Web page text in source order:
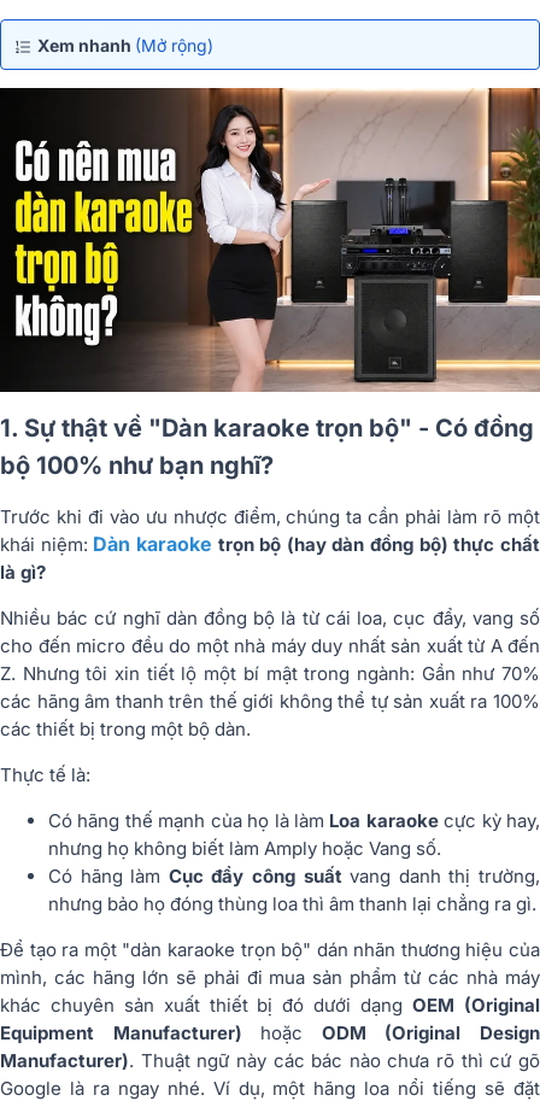
Xem nhanh (Mở rộng)
1. Sự thật về "Dàn karaoke trọn bộ" - Có đồng
bộ 100% như bạn nghĩ?
Trước khi đi vào ưu nhược điểm, chúng ta cần phải làm rõ một
khái niệm: Dàn karaoke trọn bộ (hay dàn đồng bộ) thực chất
là gì?
Nhiều bác cứ nghĩ dàn đồng bộ là từ cái loa, cục đẩy, vang số
cho đến micro đều do một nhà máy duy nhất sản xuất từ A đến
Z. Nhưng tôi xin tiết lộ một bí mật trong ngành: Gần như 70%
các hãng âm thanh trên thế giới không thể tự sản xuất ra 100%
các thiết bị trong một bộ dàn.
Thực tế là:
Có hãng thế mạnh của họ là làm Loa karaokecực kỳ hay,
nhưng họ không biết làm Amply hoặc Vang số.
Có hãng làm Cục đẩy công suất vang danh thị trường,
nhưng bảo họ đóng thùng loa thì âm thanh lại chẳng ra gì.
Để tạo ra một "dàn karaoke trọn bộ" dán nhãn thương hiệu của
mình, các hãng lớn sẽ phải đi mua sản phẩm từ các nhà máy
khác chuyên sản xuất thiết bị đó dưới dạngOEM (Original
Equipment Manufacturer) hoặc ODM (Original Design
Manufacturer). Thuật ngữ này các bác nào chưa rõ thì cứ gõ
Google là ra ngay nhé. Ví dụ, một hãng loa nổi tiếng sẽ đặt